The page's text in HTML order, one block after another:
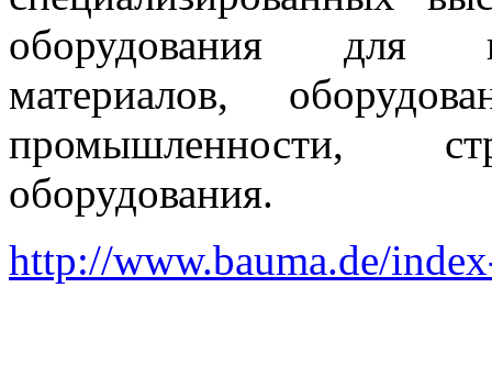
оборудования для
материалов,
промышленности,
оборудования.
http://www.bauma.de/